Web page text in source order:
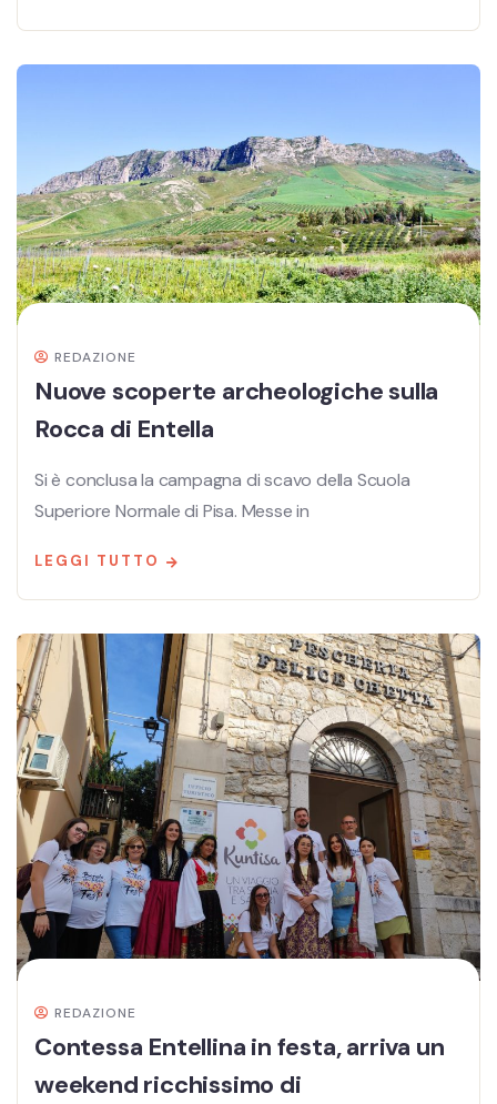
REDAZIONE
Nuove scoperte archeologiche sulla
Rocca di Entella
Si è conclusa la campagna di scavo della Scuola
Superiore Normale di Pisa. Messe in
LEGGI TUTTO
REDAZIONE
Contessa Entellina in festa, arriva un
weekend ricchissimo di